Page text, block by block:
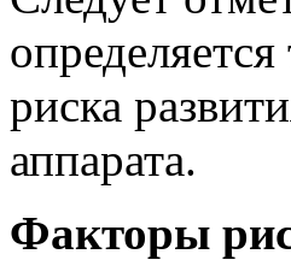
риска
аппарата.
Факторы